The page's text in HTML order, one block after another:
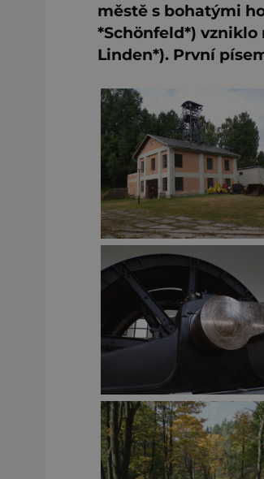
městě s bohatými
*Schönfeld*)
Linden*). První